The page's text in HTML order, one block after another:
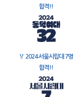
합격!!
🏅 2024 서울시립대 7명
합격!!